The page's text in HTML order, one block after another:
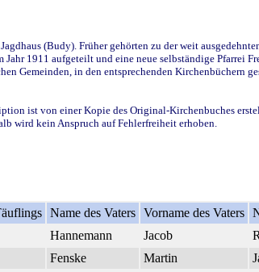
(Budy). Früher gehörten zu der weit
1911 aufgeteilt und eine neue selbständige Pfarrei
in den entsprechenden Kirchenbüchern
ist von einer Kopie des Original-Kirchenbuches
wird kein Anspruch auf Fehlerfreiheit erhoben.
Name des Vaters Vorname des Vaters
Hannemann Jacob
Fenske Martin